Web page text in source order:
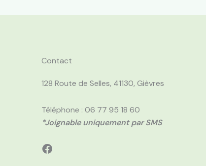
Contact
128 Route de Selles, 41130, Gièvres
Téléphone : 06 77 95 18 60
*Joignable uniquement par SMS